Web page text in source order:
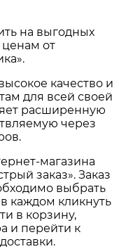
на выгодных
от
качество и
для всей своей
расширенную
через
магазина
заказ». Заказ
выбрать
каждом кликнуть
в корзину,
и перейти к